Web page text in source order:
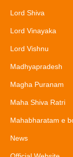
Lord Shiva
Lord Vinayaka
Lord Vishnu
Madhyapradesh
Magha Puranam
Maha Shiva Ratri
Mahabharatam e
News